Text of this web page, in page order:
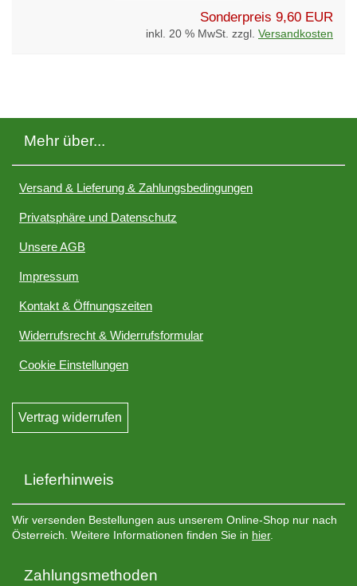
Sonderpreis 9,60 EUR
inkl. 20 % MwSt. zzgl. Versandkosten
Mehr über...
Versand & Lieferung & Zahlungsbedingungen
Privatsphäre und Datenschutz
Unsere AGB
Impressum
Kontakt & Öffnungszeiten
Widerrufsrecht & Widerrufsformular
Cookie Einstellungen
Vertrag widerrufen
Lieferhinweis
Wir versenden Bestellungen aus unserem Online-Shop nur nach
Österreich. Weitere Informationen finden Sie in hier.
Zahlungsmethoden